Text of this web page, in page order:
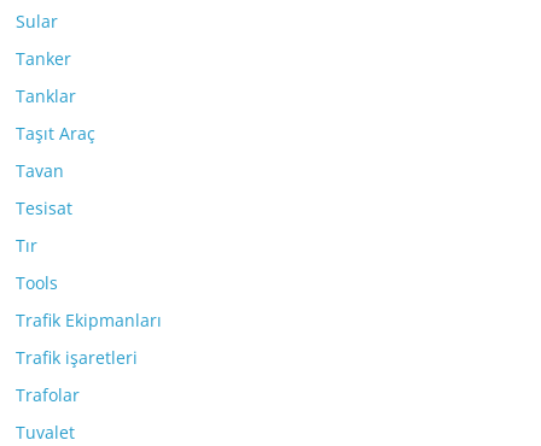
Sular
Tanker
Tanklar
Taşıt Araç
Tavan
Tesisat
Tır
Tools
Trafik Ekipmanları
Trafik işaretleri
Trafolar
Tuvalet